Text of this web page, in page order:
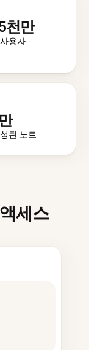
천만
용자
된 노트
세스